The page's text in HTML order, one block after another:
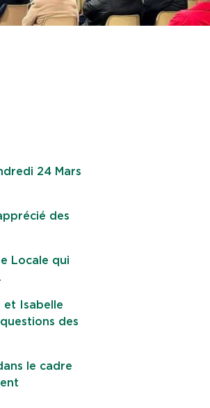
24 Mars
des
Locale qui
et Isabelle
des
le cadre